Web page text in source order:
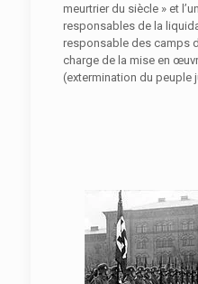
meurtrier du siècle » et
responsables de la
responsable des camps
charge de la mise en
(extermination du peuple